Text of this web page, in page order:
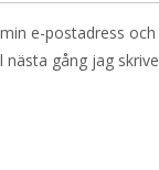
e-postadress
nästa gång jag